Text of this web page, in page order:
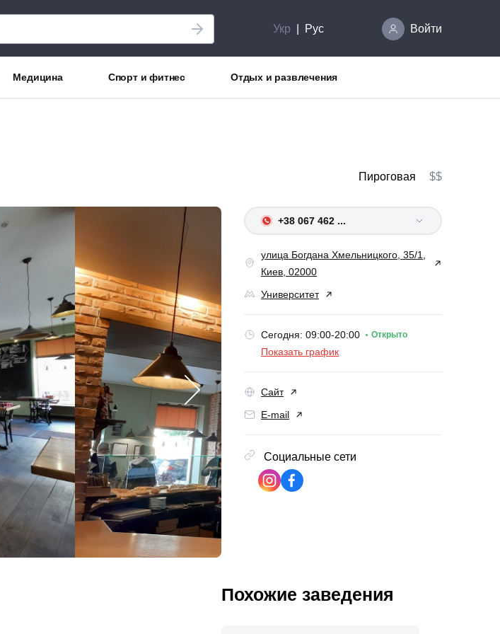
Укр Рус Войти
Медицина Спорт и фитнес Отдых и развлечения
Пироговая $$
+38 067 462 ...
улица Богдана Хмельницкого, 35/1,
Киев, 02000
Университет
Сегодня: 09:00-20:00 Открыто
Показать график
Сайт
E-mail
Социальные сети
Похожие заведения